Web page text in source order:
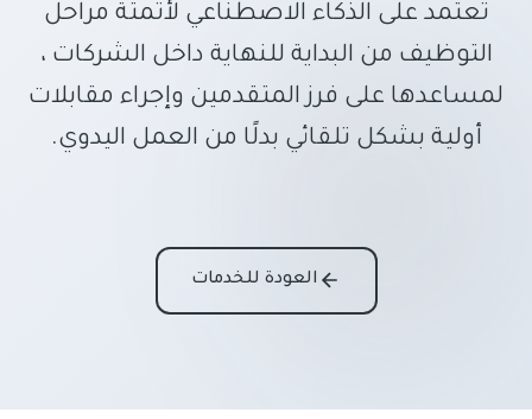
تعتمد على الذكاء الاصطناعي لأتمتة مراحل
التوظيف من البداية للنهاية داخل الشركات ،
لمساعدها على فرز المتقدمين وإجراء مقابلات
أولية بشكل تلقائي بدلًا من العمل اليدوي.
العودة للخدمات